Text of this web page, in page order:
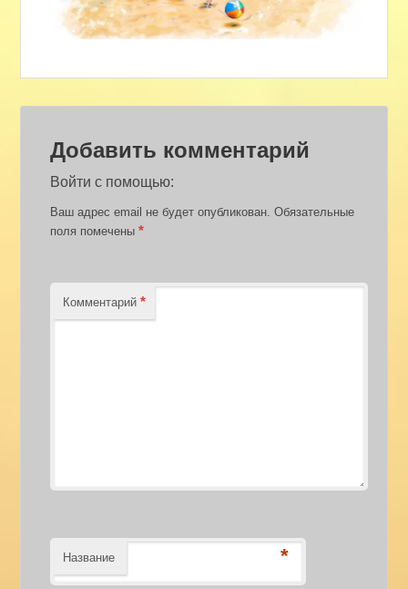
Добавить комментарий
Войти с помощью:
Ваш адрес email не будет опубликован. Обязательные
поля помечены*
Комментарий*
Название *